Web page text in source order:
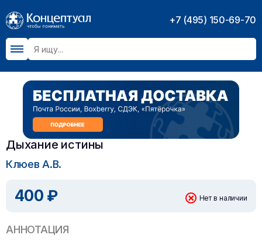
+7 (495) 150-69-70
Дыхание истины
Клюев А.В.
400 ₽ Нет в наличии
АННОТАЦИЯ